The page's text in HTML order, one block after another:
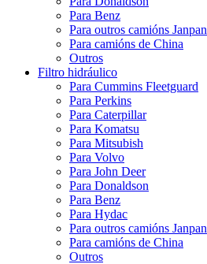
Para Benz
Para outros camións Janpan
Para camións de China
Outros
Filtro hidráulico
Para Cummins Fleetguard
Para Perkins
Para Caterpillar
Para Komatsu
Para Mitsubish
Para Volvo
Para John Deer
Para Donaldson
Para Benz
Para Hydac
Para outros camións Janpan
Para camións de China
Outros